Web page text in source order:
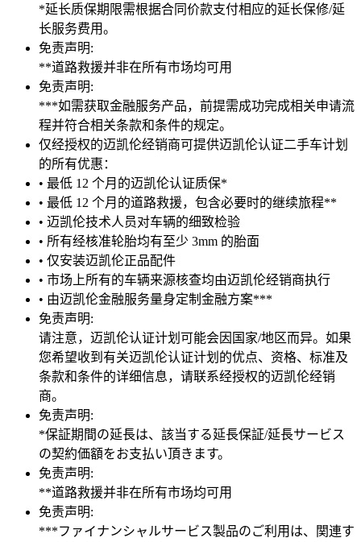
*延长质保期限需根据合同价款支付相应的延长保修/延
长服务费用。
免责声明:
**道路救援并非在所有市场均可用
免责声明:
***如需获取金融服务产品，前提需成功完成相关申请流
程并符合相关条款和条件的规定。
仅经授权的迈凯伦经销商可提供迈凯伦认证二手车计划
的所有优惠：
• 最低 12 个月的迈凯伦认证质保*
• 最低 12 个月的道路救援，包含必要时的继续旅程**
• 迈凯伦技术人员对车辆的细致检验
• 所有经核准轮胎均有至少 3mm 的胎面
• 仅安装迈凯伦正品配件
• 市场上所有的车辆来源核查均由迈凯伦经销商执行
• 由迈凯伦金融服务量身定制金融方案***
免责声明:
请注意，迈凯伦认证计划可能会因国家/地区而异。如果
您希望收到有关迈凯伦认证计划的优点、资格、标准及
条款和条件的详细信息，请联系经授权的迈凯伦经销
商。
免责声明:
*保証期間の延長は、該当する延長保証/延長サービス
の契約価額をお支払い頂きます。
免责声明:
**道路救援并非在所有市场均可用
免责声明:
***ファイナンシャルサービス製品のご利用は、関連す